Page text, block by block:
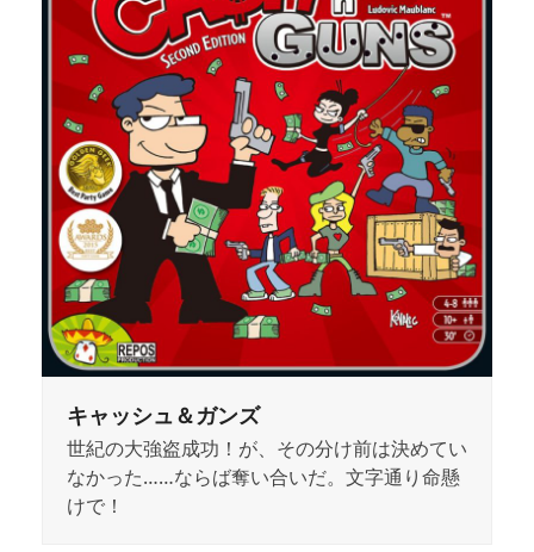
キャッシュ＆ガンズ
世紀の大強盗成功！が、その分け前は決めてい
なかった……ならば奪い合いだ。文字通り命懸
けで！